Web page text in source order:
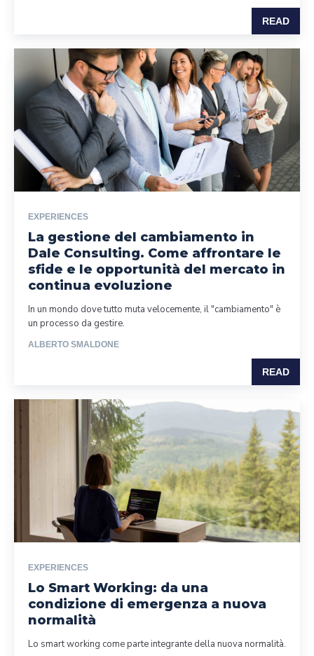
READ
EXPERIENCES
La gestione del cambiamento in
Dale Consulting. Come affrontare le
sfide e le opportunità del mercato in
continua evoluzione
In un mondo dove tutto muta velocemente, il "cambiamento" è
un processo da gestire.
ALBERTO SMALDONE
READ
EXPERIENCES
Lo Smart Working: da una
condizione di emergenza a nuova
normalità
Lo smart working come parte integrante della nuova normalità.